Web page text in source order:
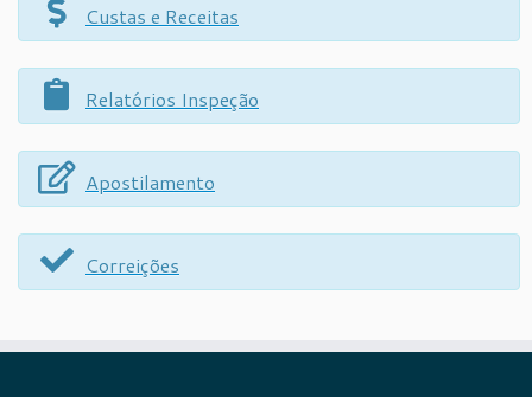
Custas e Receitas
Relatórios Inspeção
Apostilamento
Correições